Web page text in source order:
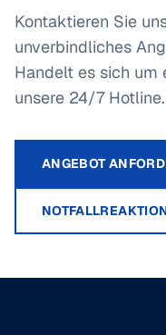
Kontaktieren Sie
unverbindliches
Handelt es sich um
unsere 24/7 Hotline.
ANGEBOT